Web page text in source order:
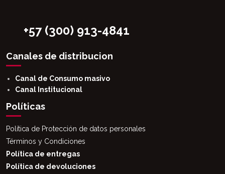
+57 (300) 913-4841
Canales de distribucion
Canal de Consumo masivo
Canal Institucional
Políticas
Política de Protección de datos personales
Términos y Condiciones
Política de entregas
Política de devoluciones